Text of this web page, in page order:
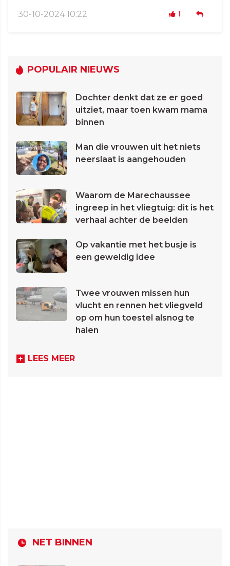
30-10-2024 10:22 1
POPULAIR NIEUWS
Dochter denkt dat ze er goed
uitziet, maar toen kwam mama
binnen
Man die vrouwen uit het niets
neerslaat is aangehouden
Waarom de Marechaussee
ingreep in het vliegtuig: dit is het
verhaal achter de beelden
Op vakantie met het busje is
een geweldig idee
Twee vrouwen missen hun
vlucht en rennen het vliegveld
op om hun toestel alsnog te
halen
LEES MEER
NET BINNEN